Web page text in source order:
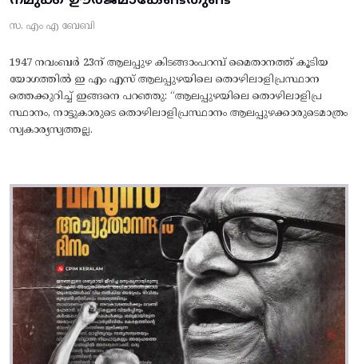
സ. എം എ ബേബി
1947 നവംബർ 23ന് ആലപ്പുഴ കിടങ്ങാംപറമ്പ്‌ മൈതാനത്ത്‌ കൂടിയ
യോഗത്തിൽ ഇ എം എസ് ആലപ്പുഴയിലെ തൊഴിലാളിപ്രസ്ഥാന
ത്തെക്കുറിച്ച് ഇങ്ങനെ പറഞ്ഞു: “ആലപ്പുഴയിലെ തൊഴിലാളിപ്ര
സ്ഥാനം, നാട്ടുകാരുടെ തൊഴിലാളിപ്രസ്ഥാനം ആലപ്പുഴക്കാരുടെമാത്രം
സ്വകാര്യസ്വത്തല്ല.